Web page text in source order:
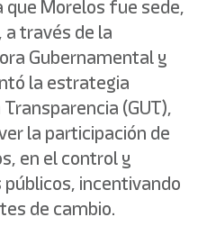
que Morelos fue sede,
través de la
Gubernamental y
la estrategia
(GUT),
la participación de
en el control y
incentivando
de cambio.